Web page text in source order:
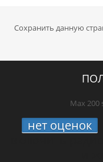
Сохранить данную
Max 200
нет оценок